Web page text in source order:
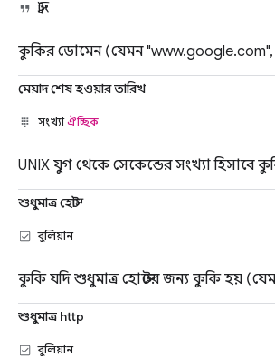
স্ট্রিং
কুকির ডোমেন (যেমন "www.google.com",
মেয়াদ শেষ হওয়ার তারিখ
সংখ্যাঐচ্ছিক
UNIX যুগ থেকে সেকেন্ডের সংখ্যা হিসাবে
শুধুমাত্র হোস্ট
বুলিয়ান
কুকি যদি শুধুমাত্র হোস্টের জন্য কুকি হয়
শুধুমাত্র http
বুলিয়ান